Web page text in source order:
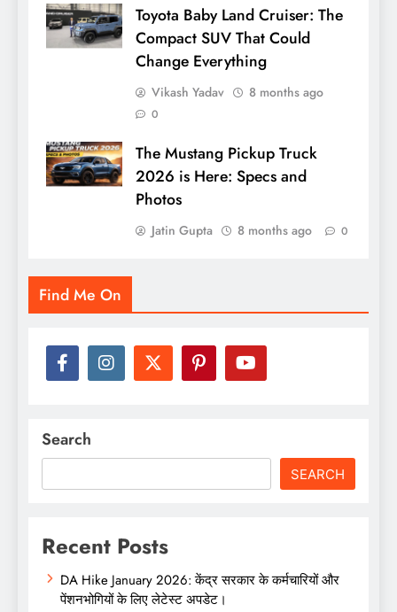
Toyota Baby Land Cruiser: The
Compact SUV That Could
Change Everything
Vikash Yadav 8 months ago
0
The Mustang Pickup Truck
2026 is Here: Specs and
Photos
Jatin Gupta 8 months ago 0
Find Me On
Search
SEARCH
Recent Posts
DA Hike January 2026: केंद्र सरकार के कर्मचारियों और
पेंशनभोगियों के लिए लेटेस्ट अपडेट।